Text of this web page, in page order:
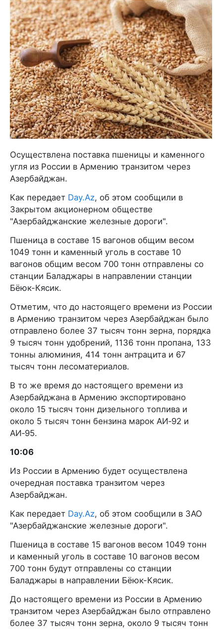
Осуществлена поставка пшеницы и каменного
угля из России в Армению транзитом через
Азербайджан.
Как передает Day.Az, об этом сообщили в
Закрытом акционерном обществе
"Азербайджанские железные дороги".
Пшеница в составе 15 вагонов общим весом
1049 тонн и каменный уголь в составе 10
вагонов общим весом 700 тонн отправлены со
станции Баладжары в направлении станции
Бёюк-Кясик.
Отметим, что до настоящего времени из России
в Армению транзитом через Азербайджан было
отправлено более 37 тысяч тонн зерна, порядка
9 тысяч тонн удобрений, 1136 тонн пропана, 133
тонны алюминия, 414 тонн антрацита и 67
тысяч тонн лесоматериалов.
В то же время до настоящего времени из
Азербайджана в Армению экспортировано
около 15 тысяч тонн дизельного топлива и
около 5 тысяч тонн бензина марок АИ‑92 и
АИ‑95.
10:06
Из России в Армению будет осуществлена
очередная поставка транзитом через
Азербайджан.
Как передает Day.Az, об этом сообщили в ЗАО
"Азербайджанские железные дороги".
Пшеница в составе 15 вагонов весом 1049 тонн
и каменный уголь в составе 10 вагонов весом
700 тонн будут отправлены со станции
Баладжары в направлении Бёюк-Кясик.
До настоящего времени из России в Армению
транзитом через Азербайджан было отправлено
более 37 тысяч тонн зерна, около 9 тысяч тонн